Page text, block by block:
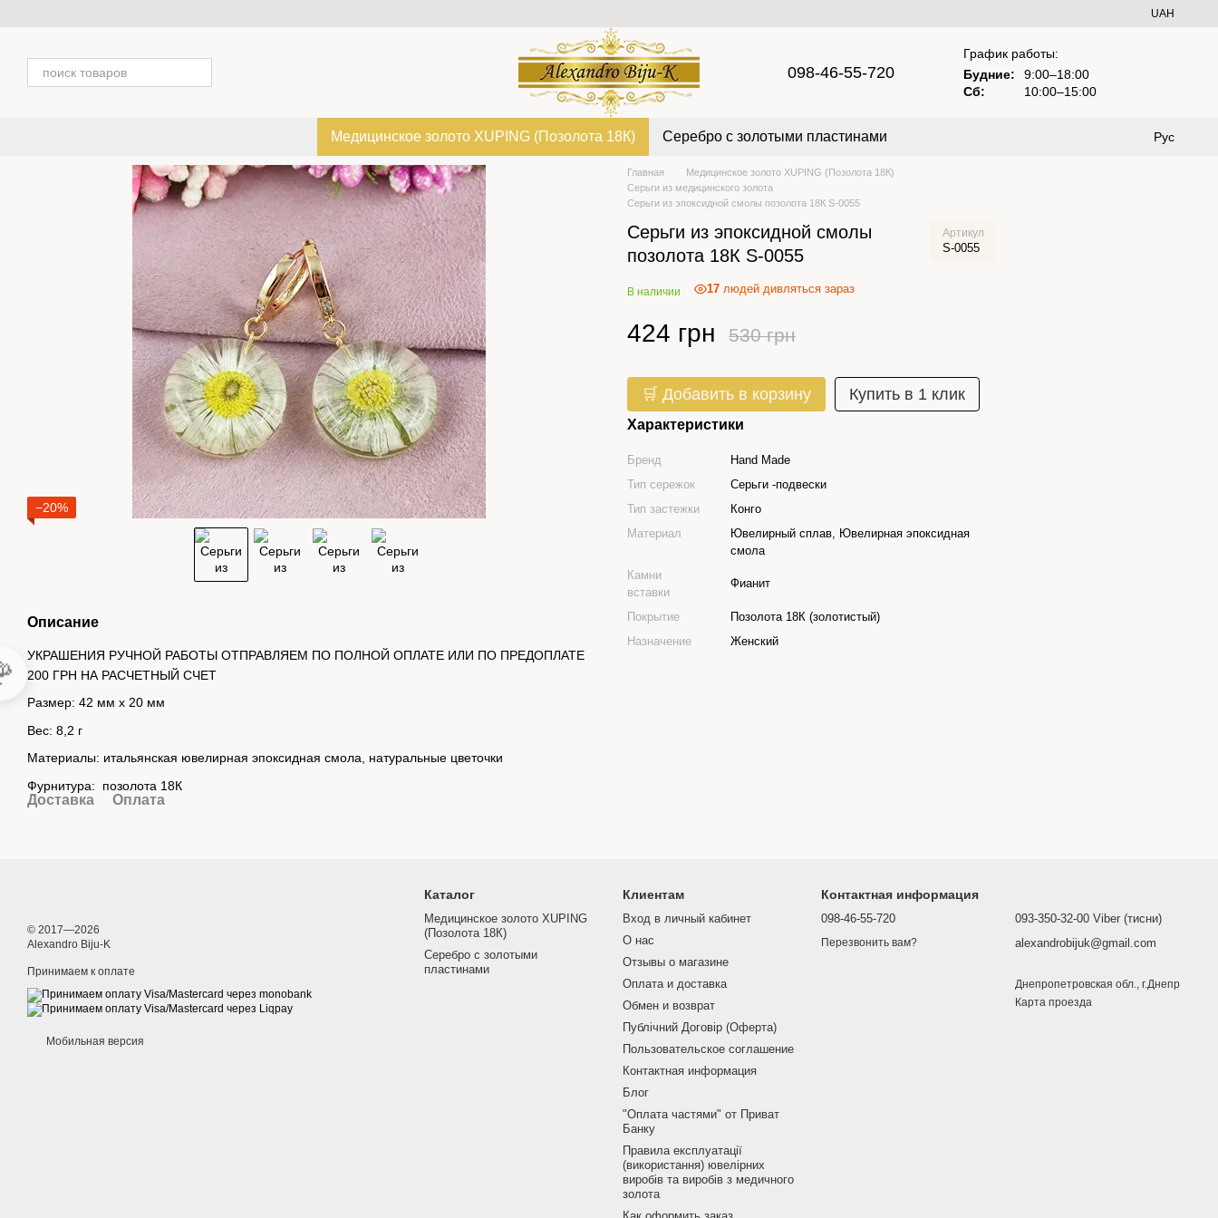
UAH
098-46-55-720
График работы:
Будние:
9:00–18:00
Сб:
10:00–15:00
Медицинское золото XUPING (Позолота 18К) Серебро с золотыми пластинами Рус
−20%
Описание
УКРАШЕНИЯ РУЧНОЙ РАБОТЫ ОТПРАВЛЯЕМ ПО ПОЛНОЙ ОПЛАТЕ ИЛИ ПО ПРЕДОПЛАТЕ
200 ГРН НА РАСЧЕТНЫЙ СЧЕТ
Размер: 42 мм х 20 мм
Вес: 8,2 г
Материалы: итальянская ювелирная эпоксидная смола, натуральные цветочки
Фурнитура: позолота 18К
Доставка Оплата
Главная
Медицинское золото XUPING (Позолота 18К)
Серьги из медицинского золота
Серьги из эпоксидной смолы позолота 18К S-0055
Серьги из эпоксидной смолы
позолота 18К S-0055
Артикул
S-0055
В наличии 17 людей дивляться зараз
424 грн 530 грн
🛒 Добавить в корзину Купить в 1 клик
Характеристики
Бренд
Hand Made
Тип сережок
Серьги -подвески
Тип застежки
Конго
Материал
Ювелирный сплав, Ювелирная эпоксидная
смола
Камни
вставки
Фианит
Покрытие
Позолота 18К (золотистый)
Назначение
Женский
© 2017—2026
Alexandro Biju-K
Принимаем к оплате
Мобильная версия
Каталог
Медицинское золото XUPING
(Позолота 18К)
Серебро с золотыми
пластинами
Клиентам
Вход в личный кабинет
О нас
Отзывы о магазине
Оплата и доставка
Обмен и возврат
Публічний Договір (Оферта)
Пользовательское соглашение
Контактная информация
Блог
"Оплата частями" от Приват
Банку
Правила експлуатації
(використання) ювелірних
виробів та виробів з медичного
золота
Контактная информация
098-46-55-720
Перезвонить вам?
093-350-32-00 Viber (тисни)
alexandrobijuk@gmail.com
Днепропетровская обл., г.Днепр
Карта проезда